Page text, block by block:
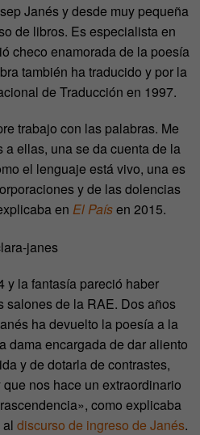
Janés y desde muy pequeña
de libros. Es especialista en
checo enamorada de la poesía
también ha traducido y por la
de Traducción en 1997.
trabajo con las palabras. Me
ellas, una se da cuenta de la
el lenguaje está vivo, una es
y de las dolencias
en El Paísen 2015.
y la fantasía pareció haber
salones de la RAE. Dos años
ha devuelto la poesía a la
dama encargada de dar aliento
y de dotarla de contrastes,
nos hace un extraordinario
como explicaba
discurso de ingreso de Janés.